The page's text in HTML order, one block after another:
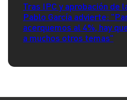
Tras IPC y aprobación de
Pablo García advierte:
acerquemos al 4%, hay
a muchos otros temas"